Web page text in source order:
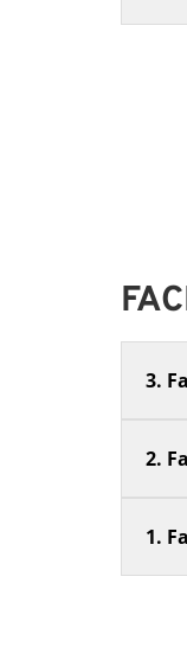
3.
2.
1.